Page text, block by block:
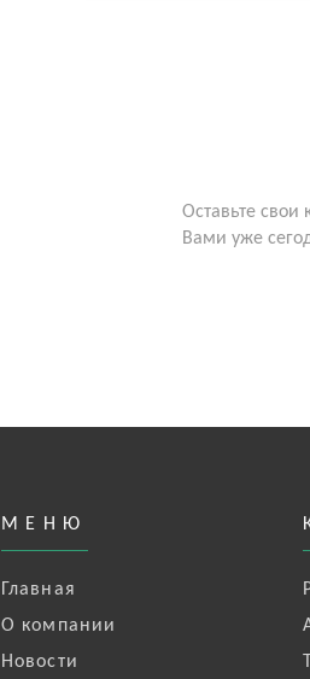
Оставьте свои
Вами уже
МЕНЮ
Главная
О компании
Новости